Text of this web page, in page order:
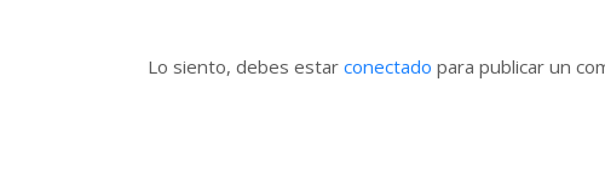
Lo siento, debes estar conectado para publicar un